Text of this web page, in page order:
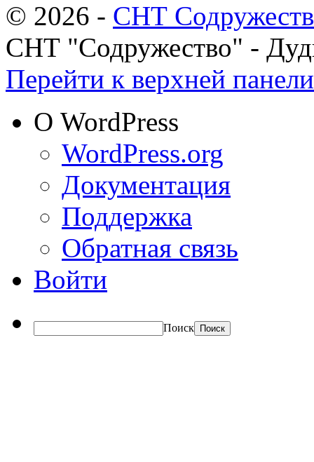
© 2026 - СНТ
СНТ "Содружество" -
Перейти к верхней панели
О WordPress
WordPress.org
Документация
Поддержка
Обратная связь
Войти
Поиск